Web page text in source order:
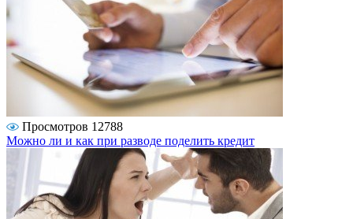
Просмотров 12788
Можно ли и как при разводе поделить кредит